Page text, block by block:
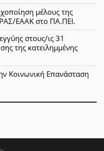
μέλους της
ΕΑΑΚ στο ΠΑ.ΠΕΙ.
στους/ις 31
της κατειλημμένης
Κοινωνική Επανάσταση